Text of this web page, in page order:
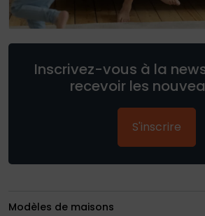
Inscrivez-vous à la
recevoir les
S'inscrire
Modèles de maisons